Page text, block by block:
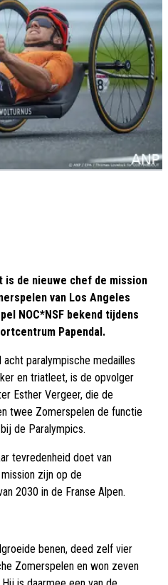
is de nieuwe chef de mission
van Los Angeles
NOC*NSF bekend tijdens
Papendal.
paralympische medailles
en triatleet, is de opvolger
Esther Vergeer, die de
twee Zomerspelen de functie
de Paralympics.
tevredenheid doet van
zijn op de
2030 in de Franse Alpen.
benen, deed zelf vier
Zomerspelen en won zeven